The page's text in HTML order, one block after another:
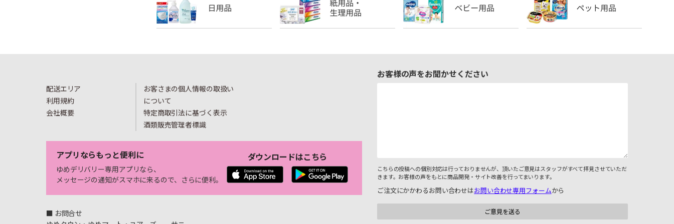
配送エリア
利用規約
会社概要
お客さまの個人情報の取扱い
について
特定商取引法に基づく表示
酒類販売管理者標識
アプリならもっと便利に
ゆめデリバリー専用アプリなら、
メッセージの通知がスマホに来るので、さらに便利。
ダウンロードはこちら
■ お問合せ
お客様の声をお聞かせください
こちらの投稿への個別対応は行っておりませんが、頂いたご意見はスタッフがすべて拝見させていただ
きます。お客様の声をもとに商品開発・サイト改善を行ってまいります。
ご注文にかかわるお問い合わせはお問い合わせ専用フォームから